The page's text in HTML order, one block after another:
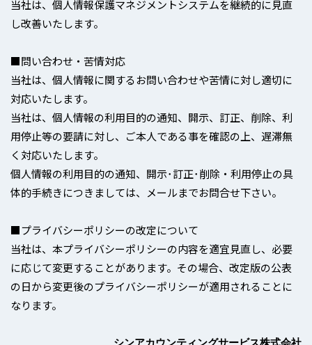
当社は、個人情報保護マネジメントシステムを継続的に見直
し改善いたします。
■問い合わせ・苦情対応
当社は、個人情報に関するお問い合わせや苦情に対し適切に
対応いたします。
当社は、個人情報の利用目的の通知、開示、訂正、削除、利
用停止等の要請に対し、ご本人である事を確認の上、遅滞無
く対応いたします。
個人情報の利用目的の通知、開示･訂正･削除・利用停止の具
体的手続きにつきましては、メールまでお問合せ下さい。
■プライバシーポリシーの改定について
当社は、本プライバシーポリシーの内容を適宜見直し、必要
に応じて変更することがあります。その場合、改定版の公表
の日から変更後のプライバシーポリシーが適用されることに
なります。